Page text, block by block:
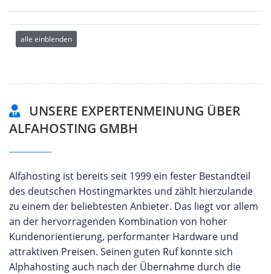
alle einblenden
UNSERE EXPERTENMEINUNG ÜBER
ALFAHOSTING GMBH
Alfahosting ist bereits seit 1999 ein fester Bestandteil
des deutschen Hostingmarktes und zählt hierzulande
zu einem der beliebtesten Anbieter. Das liegt vor allem
an der hervorragenden Kombination von hoher
Kundenorientierung, performanter Hardware und
attraktiven Preisen. Seinen guten Ruf konnte sich
Alphahosting auch nach der Übernahme durch die